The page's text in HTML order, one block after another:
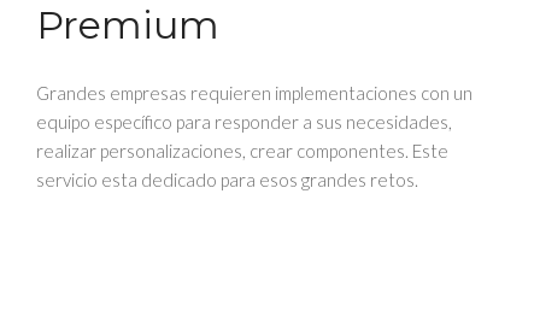
Premium
Grandes empresas requieren implementaciones con un
equipo específico para responder a sus necesidades,
realizar personalizaciones, crear componentes. Este
servicio esta dedicado para esos grandes retos.